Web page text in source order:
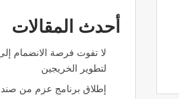
أحدث المقالات
لا تفوت فرصة الانضمام
لتطوير الخريجين
إطلاق برنامج عزم من